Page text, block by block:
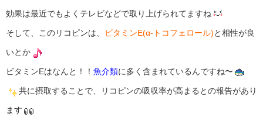
効果は最近でもよくテレビなどで取り上げられてますね
そして、このリコピンは、 ビタミンE(α-トコフェロール)と相性が良
いとか
ビタミンEはなんと！！ 魚介類に多く含まれているんですね〜
共に摂取することで、リコピンの吸収率が高まるとの報告があり
ます